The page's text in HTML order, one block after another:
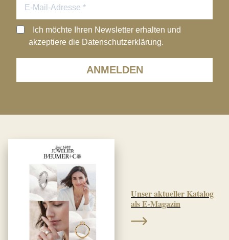
ANMELDEN
Ich möchte Ihren Newsletter erhalten und
akzeptiere die Datenschutzerklärung.
Unser aktueller Katalog
als E-Magazin